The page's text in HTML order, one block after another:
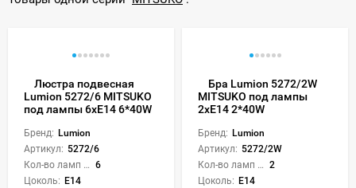
Люстра подвесная
Lumion 5272/6 MITSUKO
под лампы 6xE14 6*40W
Бренд: Lumion
Артикул: 5272/6
Кол-во ламп или LED: 6
Цоколь: E14
Бра Lumion 5272/2W
MITSUKO под лампы
2xE14 2*40W
Бренд: Lumion
Артикул: 5272/2W
Кол-во ламп или LED: 2
Цоколь: E14